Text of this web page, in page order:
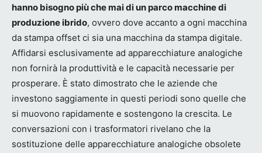
hanno bisogno più che mai di un parco macchine di
produzione ibrido, ovvero dove accanto a ogni macchina
da stampa offset ci sia una macchina da stampa digitale.
Affidarsi esclusivamente ad apparecchiature analogiche
non fornirà la produttività e le capacità necessarie per
prosperare. È stato dimostrato che le aziende che
investono saggiamente in questi periodi sono quelle che
si muovono rapidamente e sostengono la crescita. Le
conversazioni con i trasformatori rivelano che la
sostituzione delle apparecchiature analogiche obsolete